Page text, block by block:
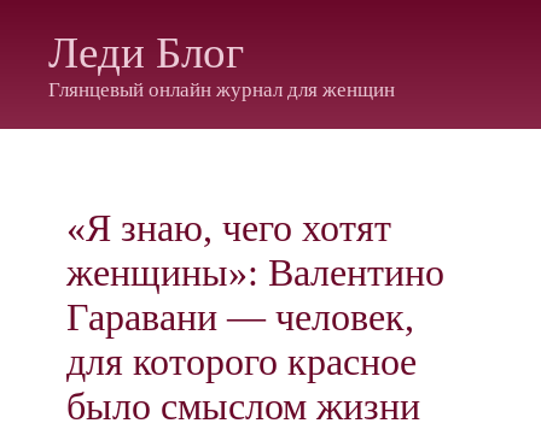
Леди Блог
Глянцевый онлайн журнал для женщин
«Я знаю, чего хотят
женщины»: Валентино
Гаравани — человек,
для которого красное
было смыслом жизни